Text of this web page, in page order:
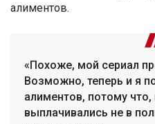
алиментов.
«Похоже, мой сериал
Возможно, теперь и я
алиментов, потому
выплачивались не в